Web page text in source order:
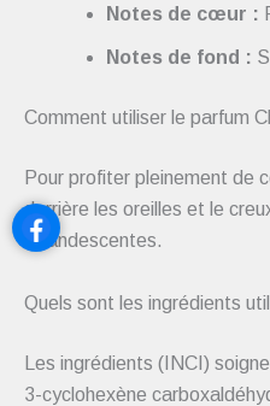
Notes de cœur :
Notes de fond :
Comment utiliser le parfum
Pour profiter pleinement de
derrière les oreilles et le
incandescentes.
Quels sont les ingrédients
Les ingrédients (INCI)
3-cyclohexène